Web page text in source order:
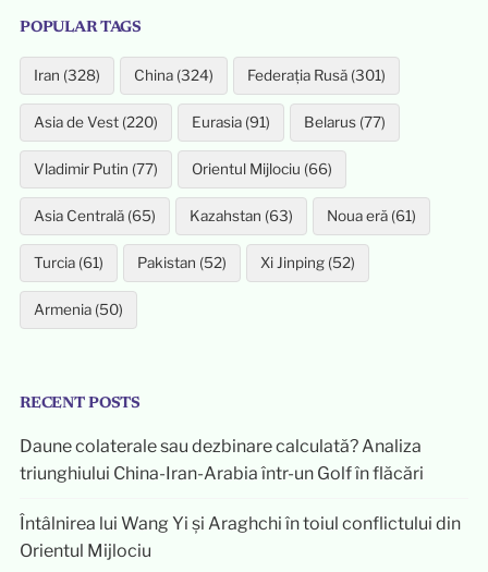
POPULAR TAGS
Iran (328) China (324) Federația Rusă (301)
Asia de Vest (220) Eurasia (91) Belarus (77)
Vladimir Putin (77) Orientul Mijlociu (66)
Asia Centrală (65) Kazahstan (63) Noua eră (61)
Turcia (61) Pakistan (52) Xi Jinping (52)
Armenia (50)
RECENT POSTS
Daune colaterale sau dezbinare calculată? Analiza
triunghiului China-Iran-Arabia într-un Golf în flăcări
Întâlnirea lui Wang Yi și Araghchi în toiul conflictului din
Orientul Mijlociu